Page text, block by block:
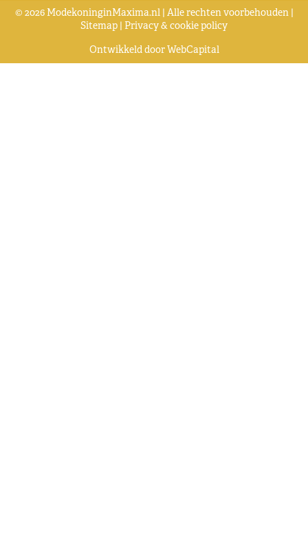
© 2026 ModekoninginMaxima.nl | Alle rechten voorbehouden |
Sitemap | Privacy & cookie policy
Ontwikkeld doorWebCapital